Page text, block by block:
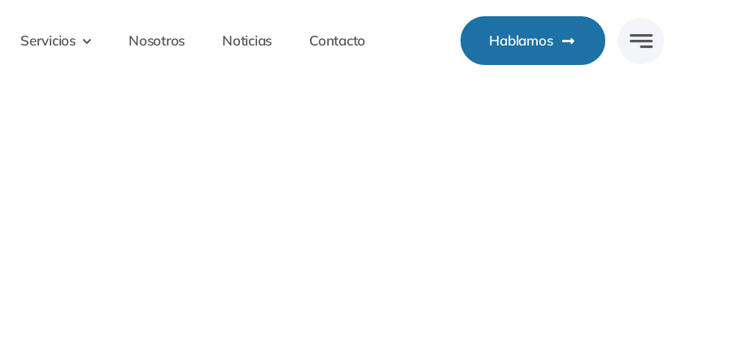
Servicios Nosotros Noticias Contacto Hablamos